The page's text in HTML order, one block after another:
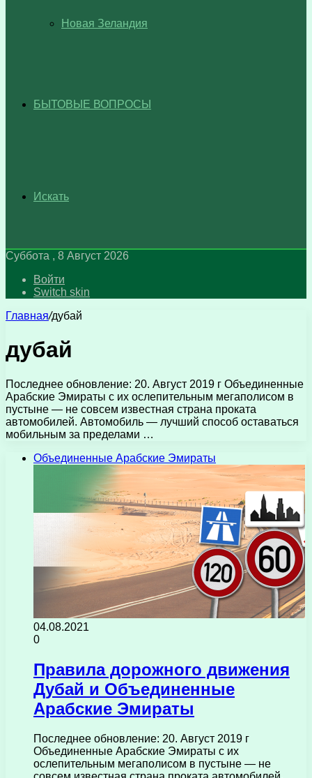
Новая Зеландия
БЫТОВЫЕ ВОПРОСЫ
Искать
Суббота , 8 Август 2026
Войти
Switch skin
Главная/дубай
дубай
Последнее обновление: 20. Август 2019 г Объединенные
Арабские Эмираты с их ослепительным мегаполисом в
пустыне — не совсем известная страна проката
автомобилей. Автомобиль — лучший способ оставаться
мобильным за пределами …
Объединенные Арабские Эмираты
04.08.2021
0
Правила дорожного движения
Дубай и Объединенные
Арабские Эмираты
Последнее обновление: 20. Август 2019 г
Объединенные Арабские Эмираты с их
ослепительным мегаполисом в пустыне — не